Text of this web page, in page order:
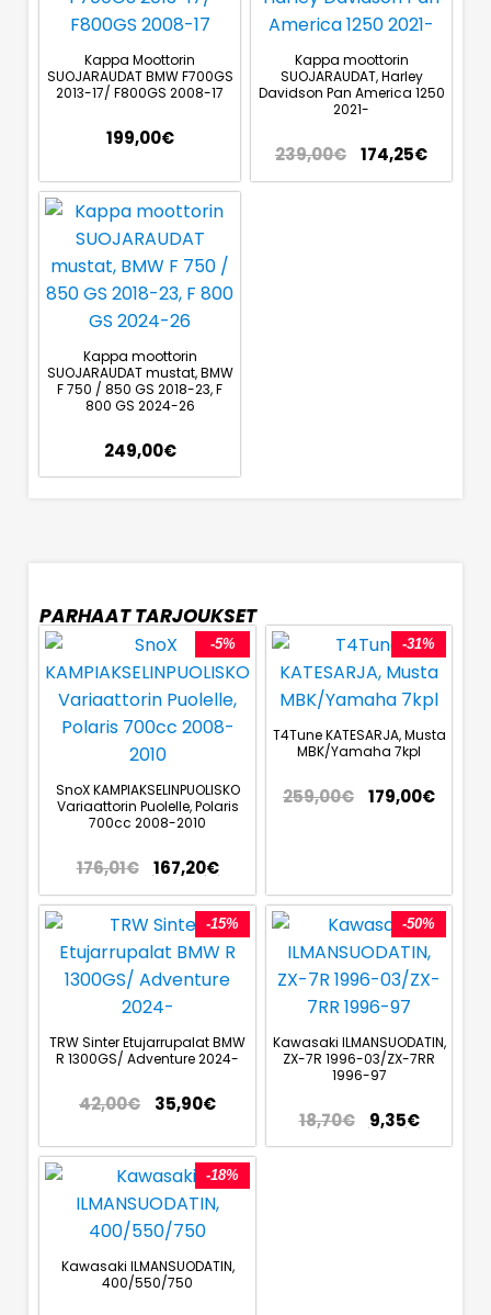
Kappa Moottorin
SUOJARAUDAT BMW F700GS
2013-17/ F800GS 2008-17
199,00€
Kappa moottorin
SUOJARAUDAT, Harley
Davidson Pan America 1250
2021-
239,00€ 174,25€
Kappa moottorin
SUOJARAUDAT mustat, BMW
F 750 / 850 GS 2018-23, F
800 GS 2024-26
249,00€
PARHAAT TARJOUKSET
-5%
SnoX KAMPIAKSELINPUOLISKO
Variaattorin Puolelle, Polaris
700cc 2008-2010
176,01€ 167,20€
-31%
T4Tune KATESARJA, Musta
MBK/Yamaha 7kpl
259,00€ 179,00€
-15%
TRW Sinter Etujarrupalat BMW
R 1300GS/ Adventure 2024-
42,00€ 35,90€
-50%
Kawasaki ILMANSUODATIN,
ZX-7R 1996-03/ZX-7RR
1996-97
18,70€ 9,35€
-18%
Kawasaki ILMANSUODATIN,
400/550/750